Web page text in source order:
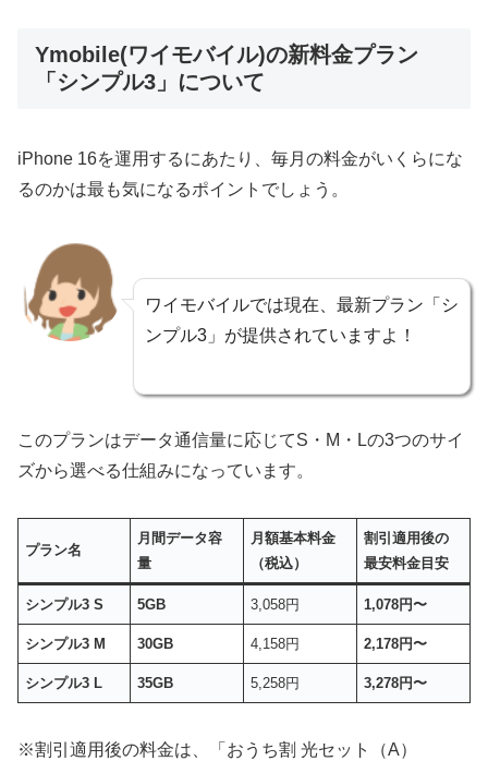
Ymobile(ワイモバイル)の新料金プラン
「シンプル3」について
iPhone 16を運用するにあたり、毎月の料金がいくらにな
るのかは最も気になるポイントでしょう。
ワイモバイルでは現在、最新プラン「シ
ンプル3」が提供されていますよ！
このプランはデータ通信量に応じてS・M・Lの3つのサイ
ズから選べる仕組みになっています。
プラン名
月間データ容
量
月額基本料金
（税込）
割引適用後の
最安料金目安
シンプル3 S 5GB 3,058円 1,078円〜
シンプル3 M 30GB 4,158円 2,178円〜
シンプル3 L 35GB 5,258円 3,278円〜
※割引適用後の料金は、「おうち割 光セット（A）